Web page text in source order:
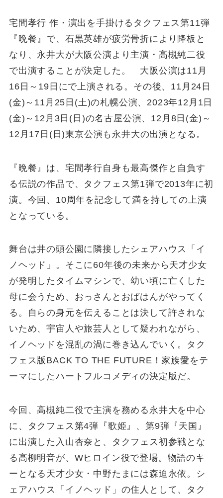
宅間孝行 作・演出を手掛けるタクフェス第11弾
『晩餐』で、石黒英雄が疲労骨折により降板と
なり、永井大が大阪公演より主演・高槻純二役
で出演することが決定した。 大阪公演は11月
16日～19日にで上演される。その後、11月24日
(金)～11月25日(土)の札幌公演、2023年12月1日
(金)～12月3日(日)の名古屋公演、12月8日(金)～
12月17日(日)東京公演も永井大の出演となる。
『晩餐』は、宅間孝行自身も最高傑作と自負す
る伝説の作品で、タクフェス第1弾で2013年に初
演。今回、10周年を記念して満を持しての上演
となっている。
舞台は井の頭公園に隣接したシェアハウス「イ
ノヘッド」。そこに60年後の未来から天才少女
が発明したタイムマシンで、幼い頃に亡くした
母に会うため、おっさんとおばはんがやってく
る。自らの身元を伝えることは決して許されな
いため、宇宙人や旅芸人として疑われながら、
イノヘッドを混乱の渦に巻き込んでいく。タク
フェス版BACK TO THE FUTURE！家族愛をテ
ーマにしたハートフルコメディの決定版だ。
今回、高槻純二役で主演を務める永井大を中心
に、タクフェス第4弾『歌姫』、第9弾『天国』
に出演した入山杏奈と、タクフェス初参戦とな
る高柳明音が、Wヒロイン役で登場。物語のキ
ーとなる天才少女・中野たまには森迫永依。シ
ェアハウス「イノヘッド」の住人として、タク